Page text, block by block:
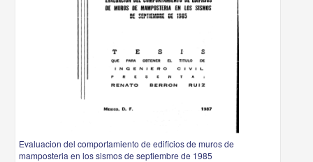
Evaluacion del comportamiento de edificios de muros de
mamposteria en los sismos de septiembre de 1985